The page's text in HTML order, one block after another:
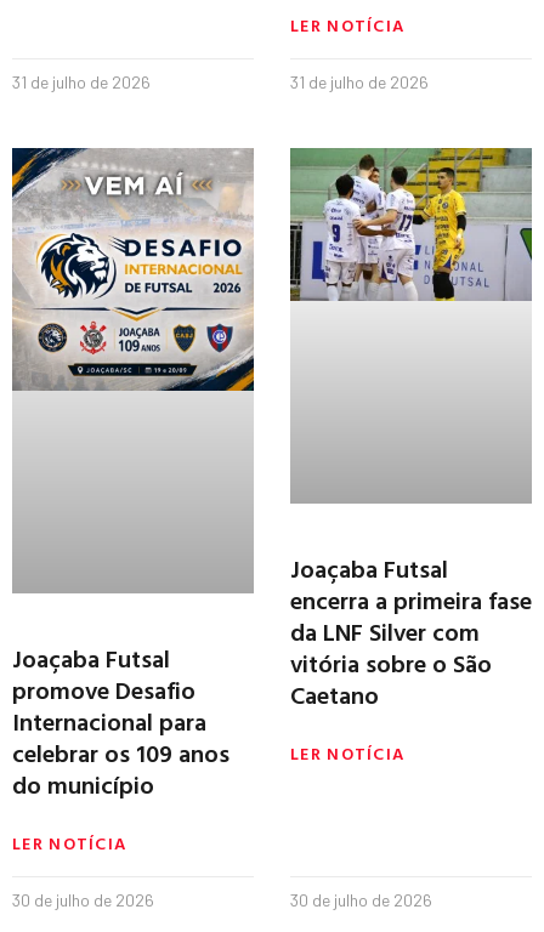
31 de julho de 2026
LER NOTÍCIA
31 de julho de 2026
Joaçaba Futsal
promove Desafio
Internacional para
celebrar os 109 anos
do município
LER NOTÍCIA
30 de julho de 2026
Joaçaba Futsal
encerra a primeira fase
da LNF Silver com
vitória sobre o São
Caetano
LER NOTÍCIA
30 de julho de 2026